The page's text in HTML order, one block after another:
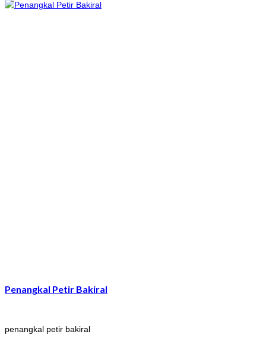
Penangkal Petir Bakiral
penangkal petir bakiral